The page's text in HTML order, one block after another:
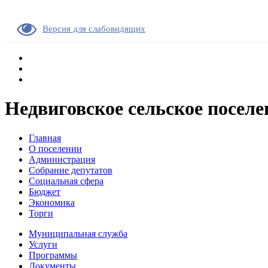
Версия для слабовидящих
Недвиговское сельское
Главная
О поселении
Администрация
Собрание депутатов
Социальная сфера
Бюджет
Экономика
Торги
Муниципальная служба
Услуги
Программы
Документы